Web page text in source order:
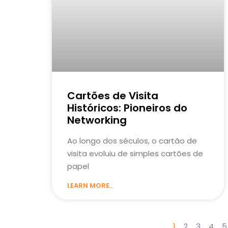
Cartões de Visita
Históricos: Pioneiros do
Networking
Ao longo dos séculos, o cartão de
visita evoluiu de simples cartões de
papel
LEARN MORE..